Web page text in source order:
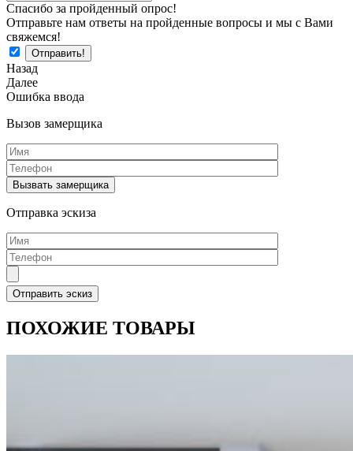
Спасибо за пройденный опрос!
Отправьте нам ответы на пройденные вопросы и мы с Вами
свяжемся!
Назад
Далее
Ошибка ввода
Вызов замерщика
Отправка эскиза
ПОХОЖИЕ ТОВАРЫ